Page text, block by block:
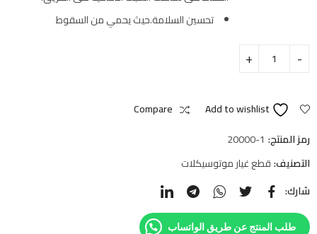
تحسين السلامة.حيث يحمي من السقوط
Add to wishlist
Compare
رمز المنتج: 20000-1
التصنيف:قطع غيار موتوسيكلات
شارك:
طلب المنتج عن طريق الواتساب